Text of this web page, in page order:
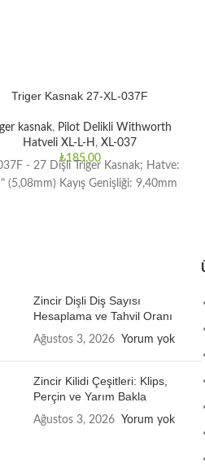
Triger Kasnak 27-XL-037F
kasnak, Pilot Delikli Withworth
Hatveli XL-L-H , XL-037
₺185,00
- 27 Dişli Triger Kasnak; Hatve:
(5,08mm) Kayış Genişliği: 9,40mm
Zincir Dişli Diş Sayısı
Hesaplama ve Tahvil Oranı
Ağustos 3, 2026 Yorum yok
Zincir Kilidi Çeşitleri: Klips,
Perçin ve Yarım Bakla
Ağustos 3, 2026 Yorum yok